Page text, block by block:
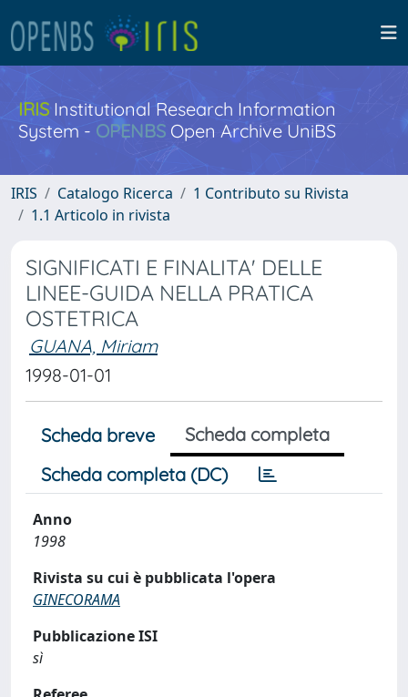
IRISInstitutional Research Information
System - OPENBS Open Archive UniBS
IRIS Catalogo Ricerca
1 Contributo su Rivista
1.1 Articolo in rivista
SIGNIFICATI E FINALITA' DELLE
LINEE-GUIDA NELLA PRATICA
OSTETRICA
GUANA, Miriam
1998-01-01
Scheda breve
Scheda completa
Scheda completa (DC)
Anno
1998
Rivista su cui è pubblicata l'opera
GINECORAMA
Pubblicazione ISI
sì